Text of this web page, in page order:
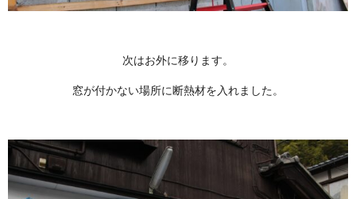
次はお外に移ります。
窓が付かない場所に断熱材を入れました。